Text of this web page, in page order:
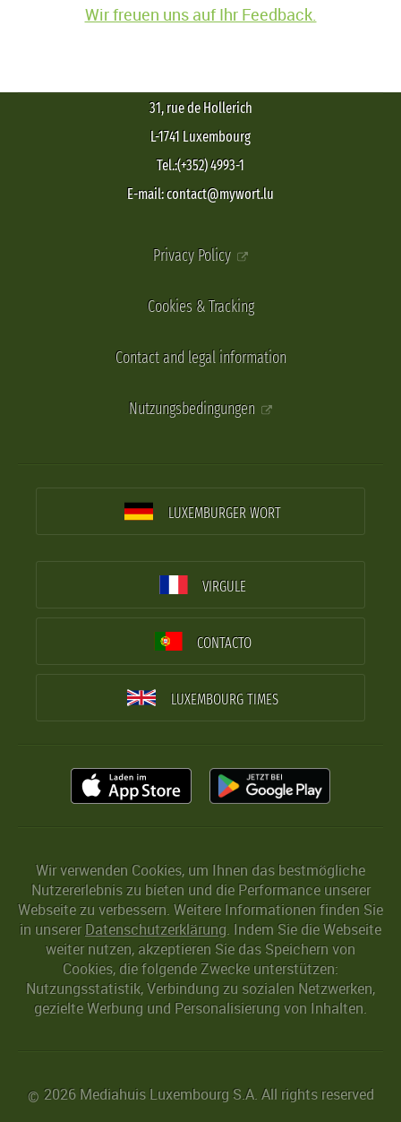
Wir freuen uns auf Ihr Feedback.
31, rue de Hollerich
L-1741 Luxembourg
Tel.:(+352) 4993-1
E-mail: contact@mywort.lu
Privacy Policy
Cookies & Tracking
Contact and legal information
Nutzungsbedingungen
LUXEMBURGER WORT
VIRGULE
CONTACTO
LUXEMBOURG TIMES
Wir verwenden Cookies, um Ihnen das bestmögliche
Nutzererlebnis zu bieten und die Performance unserer
Webseite zu verbessern. Weitere Informationen finden Sie
in unserer Datenschutzerklärung. Indem Sie die Webseite
weiter nutzen, akzeptieren Sie das Speichern von
Cookies, die folgende Zwecke unterstützen:
Nutzungsstatistik, Verbindung zu sozialen Netzwerken,
gezielte Werbung und Personalisierung von Inhalten.
© 2026 Mediahuis Luxembourg S.A. All rights reserved